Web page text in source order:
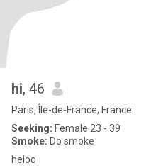
hi, 46
Paris, Île-de-France, France
Seeking: Female 23 - 39
Smoke: Do smoke
heloo